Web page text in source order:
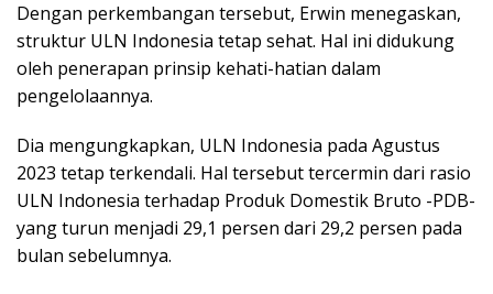
Dengan perkembangan tersebut, Erwin menegaskan,
struktur ULN Indonesia tetap sehat. Hal ini didukung
oleh penerapan prinsip kehati-hatian dalam
pengelolaannya.
Dia mengungkapkan, ULN Indonesia pada Agustus
2023 tetap terkendali. Hal tersebut tercermin dari rasio
ULN Indonesia terhadap Produk Domestik Bruto -PDB-
yang turun menjadi 29,1 persen dari 29,2 persen pada
bulan sebelumnya.